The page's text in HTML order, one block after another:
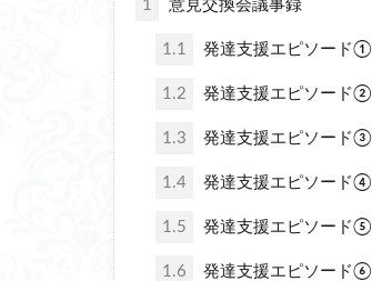
1 意見交換会議事録
1.1 発達支援エピソード①
1.2 発達支援エピソード②
1.3 発達支援エピソード③
1.4 発達支援エピソード④
1.5 発達支援エピソード⑤
1.6 発達支援エピソード⑥